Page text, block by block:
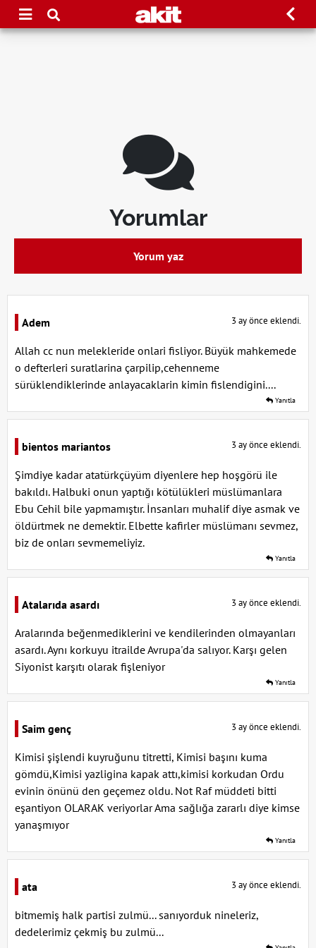
Yorumlar
Yorum yaz
Adem 3 ay önce eklendi.
Allah cc nun melekleride onlari fisliyor. Büyük mahkemede
o defterleri suratlarina çarpilip,cehenneme
sürüklendiklerinde anlayacaklarin kimin fislendigini....
Yanıtla
bientos mariantos 3 ay önce eklendi.
Şimdiye kadar atatürkçüyüm diyenlere hep hoşgörü ile
bakıldı. Halbuki onun yaptığı kötülükleri müslümanlara
Ebu Cehil bile yapmamıştır. İnsanları muhalif diye asmak ve
öldürtmek ne demektir. Elbette kafirler müslümanı sevmez,
biz de onları sevmemeliyiz.
Yanıtla
Atalarıda asardı 3 ay önce eklendi.
Aralarında beğenmediklerini ve kendilerinden olmayanları
asardı. Aynı korkuyu itrailde Avrupa'da salıyor. Karşı gelen
Siyonist karşıtı olarak fişleniyor
Yanıtla
Saim genç 3 ay önce eklendi.
Kimisi şişlendi kuyruğunu titretti, Kimisi başını kuma
gömdü,Kimisi yazligina kapak attı,kimisi korkudan Ordu
evinin önünü den geçemez oldu. Not Raf müddeti bitti
eşantiyon OLARAK veriyorlar Ama sağlığa zararlı diye kimse
yanaşmıyor
Yanıtla
ata 3 ay önce eklendi.
bitmemiş halk partisi zulmü... sanıyorduk nineleriz,
dedelerimiz çekmiş bu zulmü...